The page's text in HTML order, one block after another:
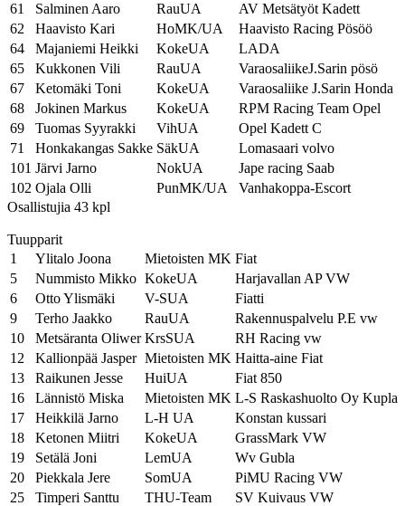
61
Salminen Aaro RauUA
AV Metsätyöt Kadett
62
Haavisto Kari HoMK/UA
Haavisto Racing Pösöö
64
Majaniemi Heikki KokeUA
LADA
65
Kukkonen Vili RauUA
VaraosaliikeJ.Sarin pösö
67
Ketomäki Toni KokeUA
Varaosaliike J.Sarin Honda
68
Jokinen Markus KokeUA
RPM Racing Team Opel
69
Tuomas Syyrakki VihUA
Opel Kadett C
71
Honkakangas Sakke SäkUA
Lomasaari volvo
101 Järvi Jarno NokUA
Jape racing Saab
102 Ojala Olli PunMK/UA
Vanhakoppa-Escort
Osallistujia 43 kpl
Tuupparit
1
Ylitalo Joona Mietoisten MK Fiat
5
Nummisto Mikko KokeUA
Harjavallan AP VW
6
Otto Ylismäki V-SUA
Fiatti
9
Terho Jaakko RauUA
Rakennuspalvelu P.E vw
10
Metsäranta Oliwer KrsSUA
RH Racing vw
12
Kallionpää Jasper Mietoisten MK Haitta-aine Fiat
13
Raikunen Jesse HuiUA
Fiat 850
16
Lännistö Miska Mietoisten MK L-S Raskashuolto Oy Kupla
17
Heikkilä Jarno L-H UA
Konstan kussari
18
Ketonen Miitri KokeUA
GrassMark VW
19
Setälä Joni LemUA
Wv Gubla
20
Piekkala Jere SomUA
PiMU Racing VW
25
Timperi Santtu THU-Team
SV Kuivaus VW